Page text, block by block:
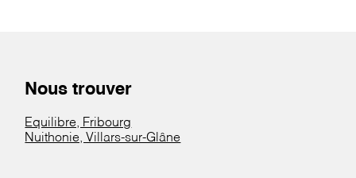
Nous trouver
Equilibre, Fribourg
Nuithonie, Villars-sur-Glâne